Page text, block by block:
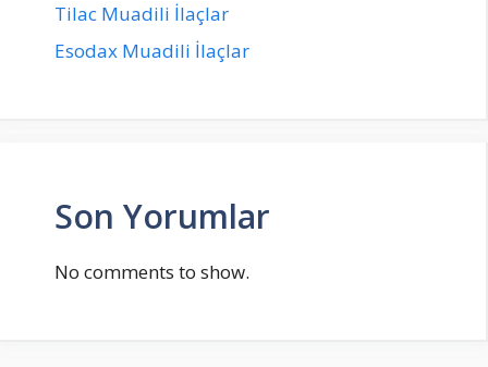
Tilac Muadili İlaçlar
Esodax Muadili İlaçlar
Son Yorumlar
No comments to show.